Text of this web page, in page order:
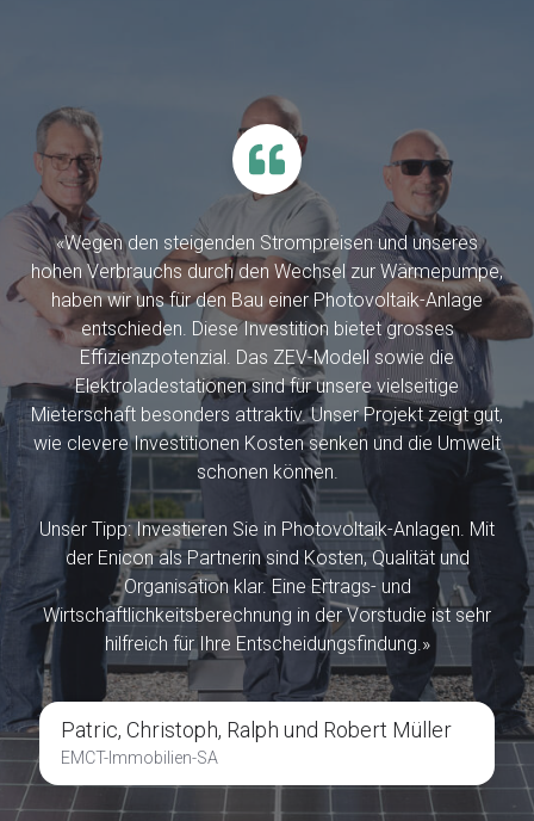
«Wegen den steigenden Strompreisen und unseres
hohen Verbrauchs durch den Wechsel zur Wärmepumpe,
haben wir uns für den Bau einer Photovoltaik-Anlage
entschieden. Diese Investition bietet grosses
Effizienzpotenzial. Das ZEV-Modell sowie die
Elektroladestationen sind für unsere vielseitige
Mieterschaft besonders attraktiv. Unser Projekt zeigt gut,
wie clevere Investitionen Kosten senken und die Umwelt
schonen können.
Unser Tipp: Investieren Sie in Photovoltaik-Anlagen. Mit
der Enicon als Partnerin sind Kosten, Qualität und
Organisation klar. Eine Ertrags- und
Wirtschaftlichkeitsberechnung in der Vorstudie ist sehr
hilfreich für Ihre Entscheidungsfindung.»
Patric, Christoph, Ralph und Robert Müller
EMCT-Immobilien-SA